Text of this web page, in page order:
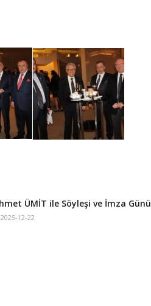
ÜMİT ile Söyleşi ve İmza Günü
12-22